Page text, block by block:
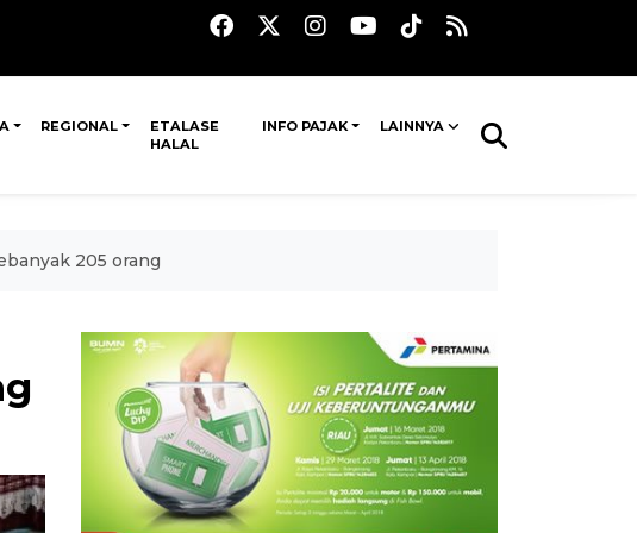
REGIONAL
ETALASE
HALAL
INFO PAJAK LAINNYA
205 orang